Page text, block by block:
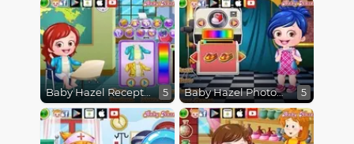
Baby Hazel Receptionist Dressup 5 Baby Hazel Photographer Dressup 5